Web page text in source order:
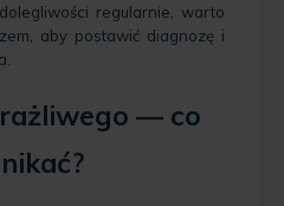
regularnie, warto
aby postawić diagnozę i
— co